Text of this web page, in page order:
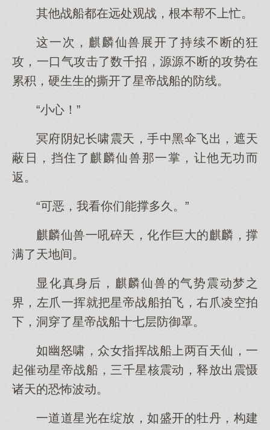
其他战船都在远处观战，根本帮不上忙。
这一次，麒麟仙兽展开了持续不断的狂
攻，一口气攻击了数千招，源源不断的攻势在
累积，硬生生的撕开了星帝战船的防线。
“小心！”
冥府阴妃长啸震天，手中黑伞飞出，遮天
蔽日，挡住了麒麟仙兽那一掌，让他无功而
返。
“可恶，我看你们能撑多久。”
麒麟仙兽一吼碎天，化作巨大的麒麟，撑
满了天地间。
显化真身后，麒麟仙兽的气势震动梦之
界，左爪一挥就把星帝战船拍飞，右爪凌空拍
下，洞穿了星帝战船十七层防御罩。
如幽怒啸，众女指挥战船上两百天仙，一
起催动星帝战船，三千星核震动，释放出震慑
诸天的恐怖波动。
一道道星光在绽放，如盛开的牡丹，构建